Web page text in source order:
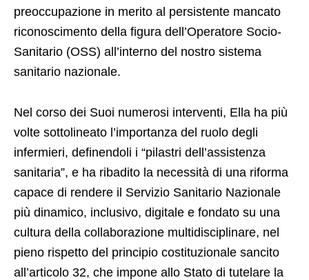
preoccupazione in merito al persistente mancato
riconoscimento della figura dell’Operatore Socio-
Sanitario (OSS) all’interno del nostro sistema
sanitario nazionale.
Nel corso dei Suoi numerosi interventi, Ella ha più
volte sottolineato l’importanza del ruolo degli
infermieri, definendoli i “pilastri dell’assistenza
sanitaria”, e ha ribadito la necessità di una riforma
capace di rendere il Servizio Sanitario Nazionale
più dinamico, inclusivo, digitale e fondato su una
cultura della collaborazione multidisciplinare, nel
pieno rispetto del principio costituzionale sancito
all’articolo 32, che impone allo Stato di tutelare la